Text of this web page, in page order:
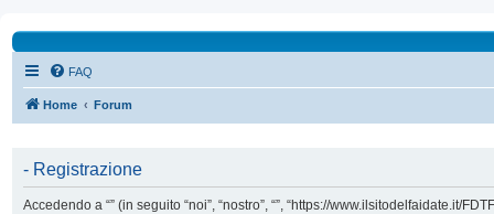
FAQ
Home Forum
- Registrazione
Accedendo a “” (in seguito “noi”, “nostro”, “”, “https://www.ilsitodelfaidate.it/